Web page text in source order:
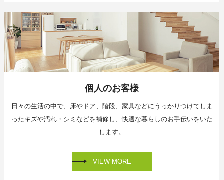
個人のお客様
日々の生活の中で、床やドア、階段、家具などに うっかりつけてしま
ったキズや汚れ・シミなどを補修し、快適な暮らしのお手伝いをいた
します。
VIEW MORE